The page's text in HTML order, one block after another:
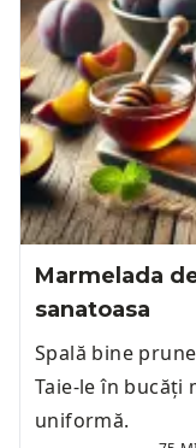
Marmelada
sanatoasa
Spală bine
Taie-le în bucăți
uniformă.